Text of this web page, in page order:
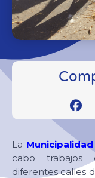
La
cabo trabajos
diferentes calles